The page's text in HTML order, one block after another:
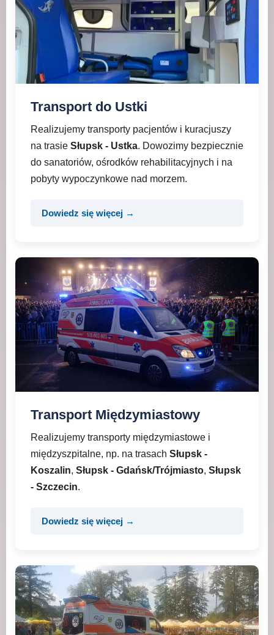
Transport do Ustki
Realizujemy transporty pacjentów i kuracjuszy
na trasie Słupsk - Ustka. Dowozimy bezpiecznie
do sanatoriów, ośrodków rehabilitacyjnych i na
pobyty wypoczynkowe nad morzem.
Dowiedz się więcej →
Transport Międzymiastowy
Realizujemy transporty międzymiastowe i
międzyszpitalne, np. na trasach Słupsk -
Koszalin, Słupsk - Gdańsk/Trójmiasto, Słupsk
- Szczecin.
Dowiedz się więcej →